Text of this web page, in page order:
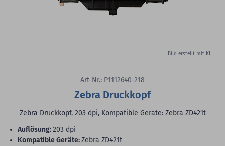
Bild erstellt mit KI
Art-Nr.: P1112640-218
Zebra Druckkopf
Zebra Druckkopf, 203 dpi, Kompatible Geräte: Zebra ZD421t
Auflösung:203 dpi
Kompatible Geräte:Zebra ZD421t